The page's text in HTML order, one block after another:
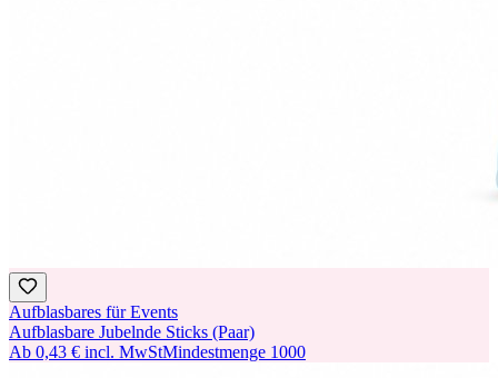
Aufblasbares für Events
Aufblasbare Jubelnde Sticks (Paar)
Ab 0,43 € incl. MwStMindestmenge 1000